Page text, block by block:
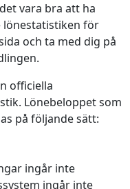
vara bra att ha
lönestatistiken för
och ta med dig på
officiella
Lönebeloppet som
på följande sätt:
ingår inte
ingår inte